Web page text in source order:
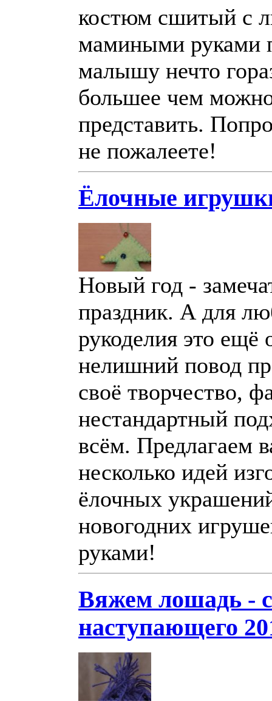
костюм сшитый с
мамиными руками
малышу нечто
большее чем
представить.
не пожалеете!
Ёлочные
Новый год -
праздник. А для
рукоделия это ещё
нелишний повод
своё творчество,
нестандартный
всём. Предлагаем
несколько идей
ёлочных
новогодних
руками!
Вяжем лошадь -
наступающего